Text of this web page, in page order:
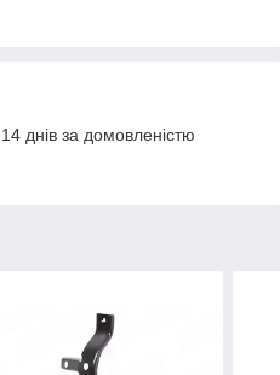
днів за домовленістю